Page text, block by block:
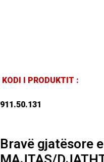
KODI I PRODUKTIT :
911.50.131
Bravë gjatësore